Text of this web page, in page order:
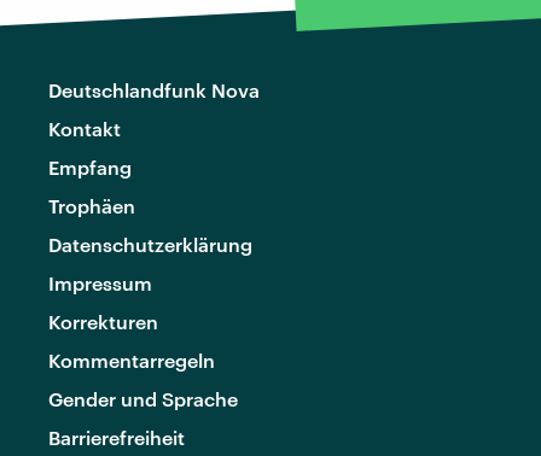
Deutschlandfunk Nova
Kontakt
Empfang
Trophäen
Datenschutzerklärung
Impressum
Korrekturen
Kommentarregeln
Gender und Sprache
Barrierefreiheit